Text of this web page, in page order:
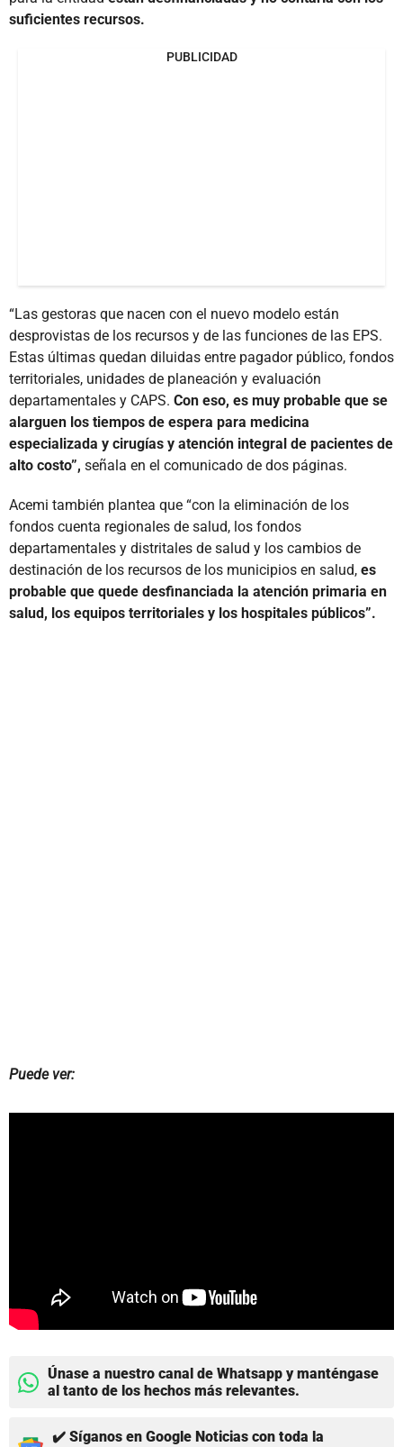
suficientes recursos.
PUBLICIDAD
“Las gestoras que nacen con el nuevo modelo están
desprovistas de los recursos y de las funciones de las EPS.
Estas últimas quedan diluidas entre pagador público, fondos
territoriales, unidades de planeación y evaluación
departamentales y CAPS. Con eso, es muy probable que se
alarguen los tiempos de espera para medicina
especializada y cirugías y atención integral de pacientes de
alto costo”, señala en el comunicado de dos páginas.
Acemi también plantea que “con la eliminación de los
fondos cuenta regionales de salud, los fondos
departamentales y distritales de salud y los cambios de
destinación de los recursos de los municipios en salud, es
probable que quede desfinanciada la atención primaria en
salud, los equipos territoriales y los hospitales públicos”.
Puede ver:
Únase a nuestro canal de Whatsapp y manténgase
al tanto de los hechos más relevantes.
✔️ Síganos en Google Noticias con toda la